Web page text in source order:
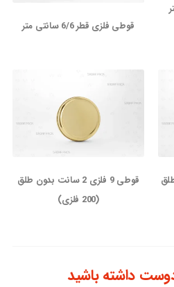
قوطی فلزی قطر 6/6 سانتی متر
طلق
قوطی 9 فلزی 2 سانت بدون طلق
(200 فلزی)
داشته باشید